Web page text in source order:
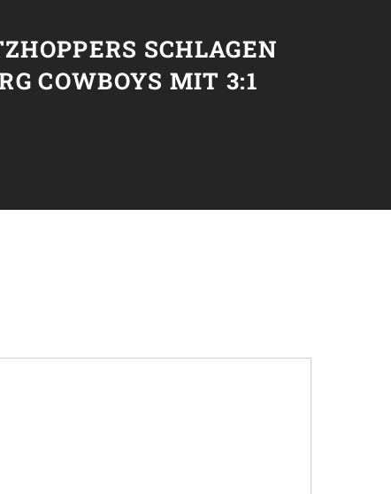
SCHLAGEN
COWBOYS MIT 3:1